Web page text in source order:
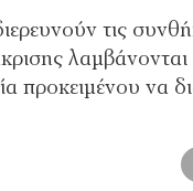
τις
προκειμένου να